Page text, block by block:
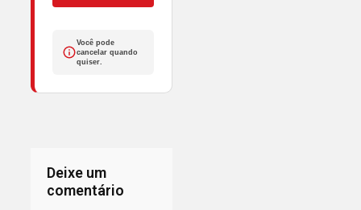
Você pode
cancelar quando
quiser.
Deixe um
comentário